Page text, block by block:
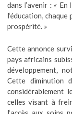
dans l’avenir : «
l’éducation,
prospérité. »
Cette annonce
pays africains
développement,
Cette diminution
considérablement
celles visant à